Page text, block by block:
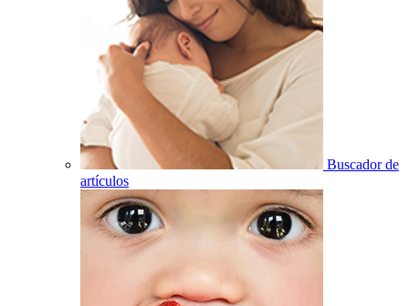
Buscador de
artículos